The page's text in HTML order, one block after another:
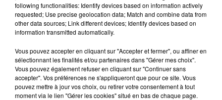
Gestion des Cookies Plan du site
following functionalities: Identify devices based on information actively
requested; Use precise geolocation data; Match and combine data from
other data sources; Link different devices; Identify devices based on
information transmitted automatically.
Vous pouvez accepter en cliquant sur "Accepter et fermer", ou affiner en
sélectionnant les finalités et/ou partenaires dans "Gérer mes choix".
Vous pouvez également refuser en cliquant sur "Continuer sans
accepter". Vos préférences ne s'appliqueront que pour ce site. Vous
pouvez mettre à jour vos choix, ou retirer votre consentement à tout
moment via le lien "Gérer les cookies" situé en bas de chaque page.